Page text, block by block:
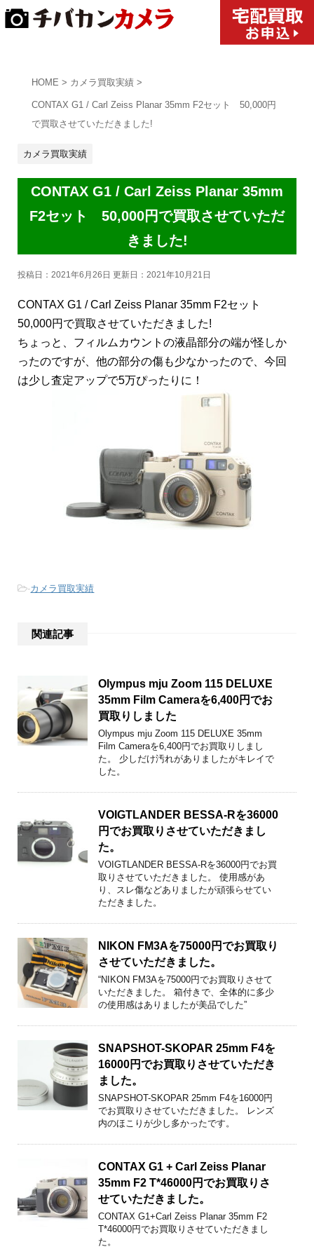
HOME > カメラ買取実績 >
CONTAX G1 / Carl Zeiss Planar 35mm F2セット 50,000円
で買取させていただきました!
カメラ買取実績
CONTAX G1 / Carl Zeiss Planar 35mm
F2セット 50,000円で買取させていただ
きました!
投稿日：2021年6月26日 更新日： 2021年10月21日
CONTAX G1 / Carl Zeiss Planar 35mm F2セット
50,000円で買取させていただきました!
ちょっと、フィルムカウントの液晶部分の端が怪しか
ったのですが、他の部分の傷も少なかったので、今回
は少し査定アップで5万ぴったりに！
-カメラ買取実績
関連記事
Olympus mju Zoom 115 DELUXE
35mm Film Cameraを6,400円でお
買取りしました
Olympus mju Zoom 115 DELUXE 35mm
Film Cameraを6,400円でお買取りしまし
た。 少しだけ汚れがありましたがキレイで
した。
VOIGTLANDER BESSA-Rを36000
円でお買取りさせていただきまし
た。
VOIGTLANDER BESSA-Rを36000円でお買
取りさせていただきました。 使用感があ
り、スレ傷などありましたが頑張らせてい
ただきました。
NIKON FM3Aを75000円でお買取り
させていただきました。
“NIKON FM3Aを75000円でお買取りさせて
いただきました。 箱付きで、全体的に多少
の使用感はありましたが美品でした”
SNAPSHOT-SKOPAR 25mm F4を
16000円でお買取りさせていただき
ました。
SNAPSHOT-SKOPAR 25mm F4を16000円
でお買取りさせていただきました。 レンズ
内のほこりが少し多かったです。
CONTAX G1 + Carl Zeiss Planar
35mm F2 T*46000円でお買取りさ
せていただきました。
CONTAX G1+Carl Zeiss Planar 35mm F2
T*46000円でお買取りさせていただきまし
た。